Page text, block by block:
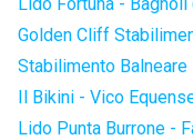
Golden Cliff
Stabilimento
Il Bikini - Vico
Lido Punta Burrone -